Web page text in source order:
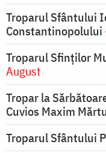
Troparul Sfântului
Constantinopolului
Troparul Sfinţilor
August
Tropar la
Cuvios Maxim
Troparul Sfântului